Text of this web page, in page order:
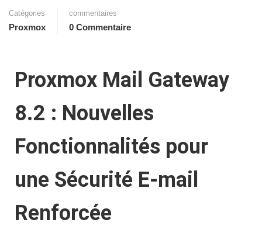
Catégories
Proxmox
commentaires
0 Commentaire
Proxmox Mail Gateway
8.2 : Nouvelles
Fonctionnalités pour
une Sécurité E-mail
Renforcée